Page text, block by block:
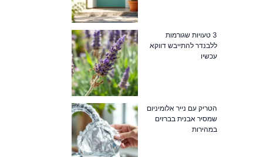
3 טעויות שגורמות
ללבנדר להתייבש דווקא
עכשיו
הטריק עם נייר אלומיניום
שמסיר אבנית בברזים
במהירות